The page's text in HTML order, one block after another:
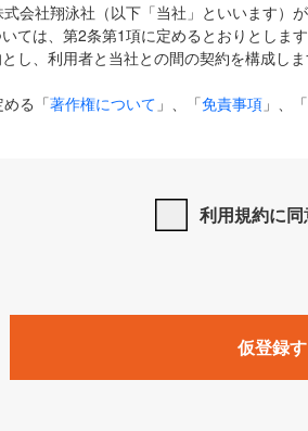
会社翔泳社（以下「当社」といいます）
ては、第2条第1項に定めるとおりとしま
し、利用者と当社との間の契約を構成しま
る「著作権について 」、「免責事項 」、「
定が優先して適用されるものとします。
」とは、当社が提供する以下のサービス（
れらサービスに関連して当社が実施するイ
」「CodeZine」「MarkeZine」「
利用規約に
仮登録